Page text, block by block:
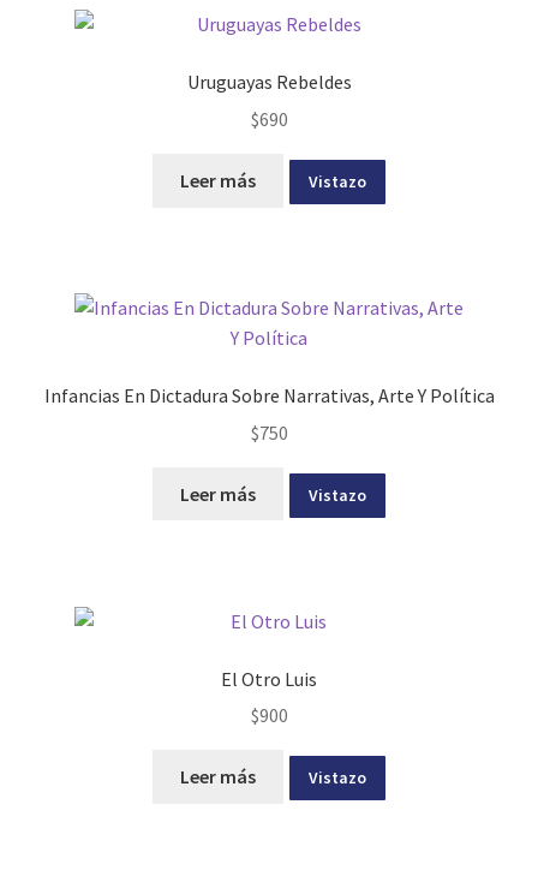
Uruguayas Rebeldes
$690
Leer más Vistazo
Infancias En Dictadura Sobre Narrativas, Arte Y Política
$750
Leer más Vistazo
El Otro Luis
$900
Leer más Vistazo